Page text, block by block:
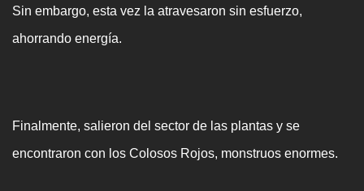
Sin embargo, esta vez la atravesaron sin esfuerzo,
ahorrando energía.
Finalmente, salieron del sector de las plantas y se
encontraron con los Colosos Rojos, monstruos enormes.